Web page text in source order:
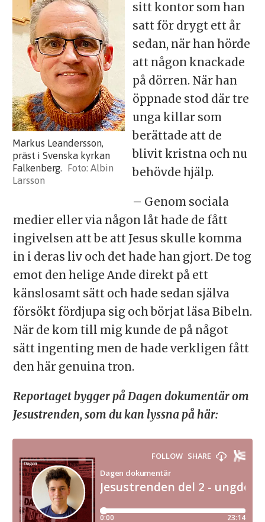
Markus Leandersson,
präst i Svenska kyrkan
Falkenberg.
Albin
Larsson
sitt kontor som han
satt för drygt ett år
sedan, när han hörde
att någon knackade
på dörren. När han
öppnade stod där tre
unga killar som
berättade att de
blivit kristna och nu
behövde hjälp.
– Genom sociala
medier eller via någon låt hade de fått
ingivelsen att be att Jesus skulle komma
in i deras liv och det hade han gjort. De tog
emot den helige Ande direkt på ett
känslosamt sätt och hade sedan själva
försökt fördjupa sig och börjat läsa Bibeln.
När de kom till mig kunde de på något
sätt ingenting men de hade verkligen fått
den här genuina tron.
Reportaget bygger på Dagen dokumentär om
Jesustrenden, som du kan lyssna på här: